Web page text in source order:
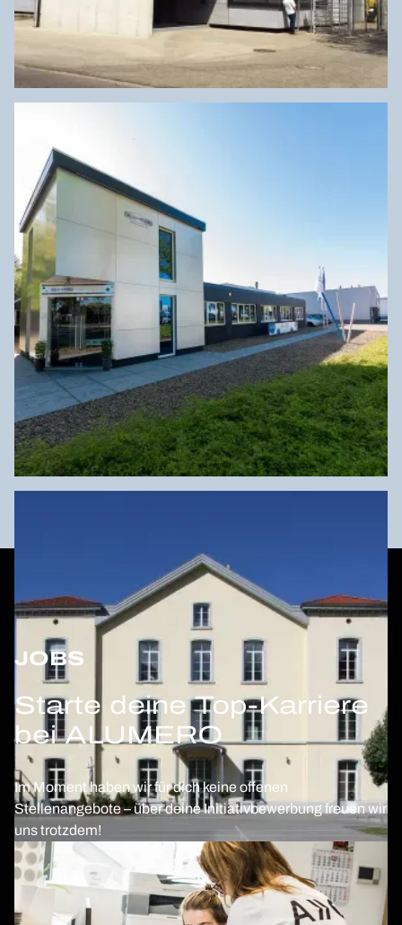
JOBS
Starte deine Top-Karriere
bei ALUMERO
Im Moment haben wir für dich keine offenen
Stellenangebote – über deine Initiativbewerbung freuen wir
uns trotzdem!